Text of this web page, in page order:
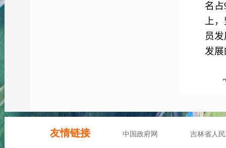
名占
上
员
发
会